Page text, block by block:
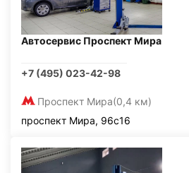
Автосервис Проспект Мира
+7 (495) 023-42-98
Проспект Мира(0,4 км)
проспект Мира, 96с16